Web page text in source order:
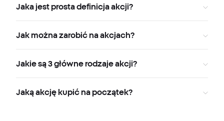
Jaka jest prosta definicja akcji?
Jak można zarobić na akcjach?
Jakie są 3 główne rodzaje akcji?
Jaką akcję kupić na początek?